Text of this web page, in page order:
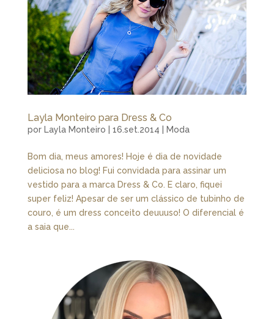
Layla Monteiro para Dress & Co
por Layla Monteiro | 16.set.2014 | Moda
Bom dia, meus amores! Hoje é dia de novidade
deliciosa no blog! Fui convidada para assinar um
vestido para a marca Dress & Co. E claro, fiquei
super feliz! Apesar de ser um clássico de tubinho de
couro, é um dress conceito deuuuso! O diferencial é
a saia que...